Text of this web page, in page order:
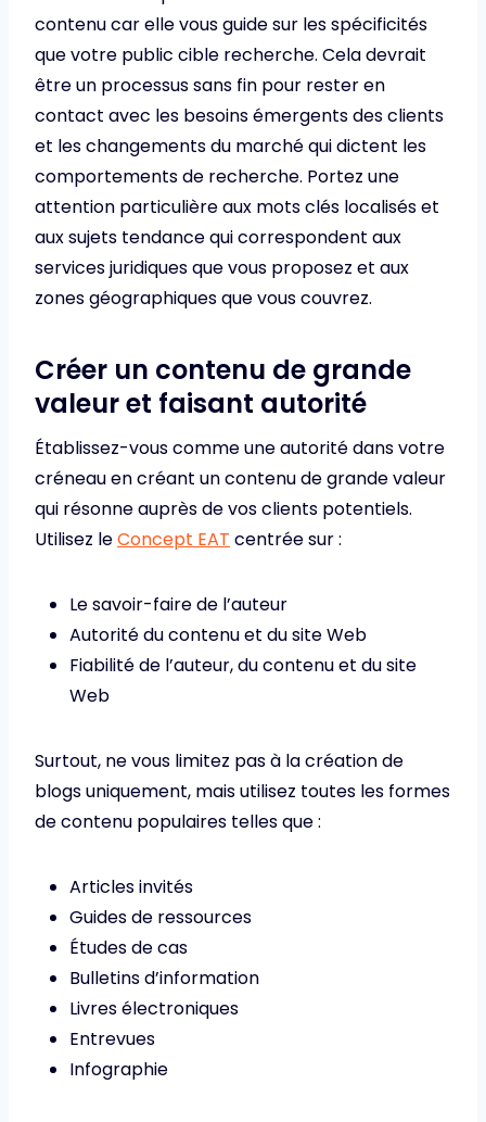
contenu car elle vous guide sur les spécificités
que votre public cible recherche. Cela devrait
être un processus sans fin pour rester en
contact avec les besoins émergents des clients
et les changements du marché qui dictent les
comportements de recherche. Portez une
attention particulière aux mots clés localisés et
aux sujets tendance qui correspondent aux
services juridiques que vous proposez et aux
zones géographiques que vous couvrez.
Créer un contenu de grande
valeur et faisant autorité
Établissez-vous comme une autorité dans votre
créneau en créant un contenu de grande valeur
qui résonne auprès de vos clients potentiels.
Utilisez leConcept EAT centrée sur :
Le savoir-faire de l’auteur
Autorité du contenu et du site Web
Fiabilité de l’auteur, du contenu et du site
Web
Surtout, ne vous limitez pas à la création de
blogs uniquement, mais utilisez toutes les formes
de contenu populaires telles que :
Articles invités
Guides de ressources
Études de cas
Bulletins d’information
Livres électroniques
Entrevues
Infographie